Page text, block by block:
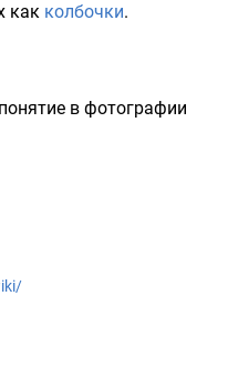
как колбочки.
в фотографии